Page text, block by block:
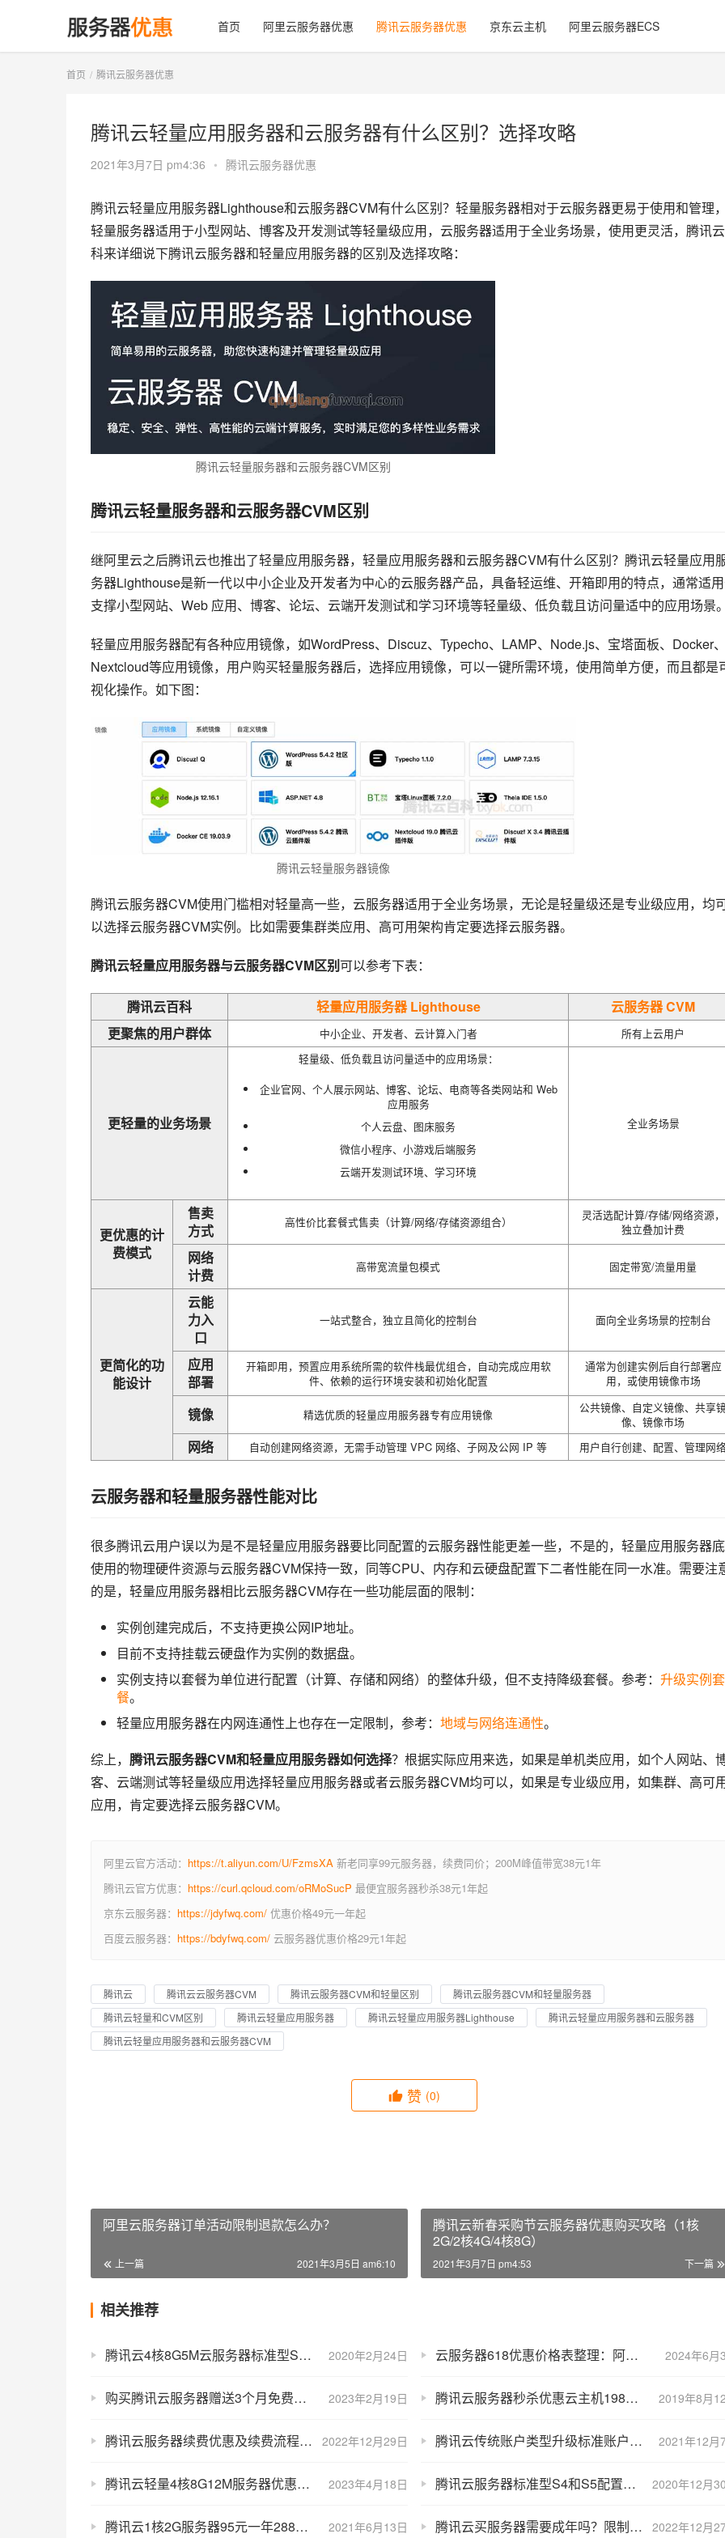
首页 阿里云服务器优惠 腾讯云服务器优惠 京东云主机 阿里云服务器ECS
首页 腾讯云服务器优惠
腾讯云轻量应用服务器和云服务器有什么区别？选择攻略
2021年3月7日 pm4:36 • 腾讯云服务器优惠
腾讯云轻量应用服务器Lighthouse和云服务器CVM有什么区别？轻量服务器相对于云服务器更易于使用和管理，
轻量服务器适用于小型网站、博客及开发测试等轻量级应用，云服务器适用于全业务场景，使用更灵活，腾讯
科来详细说下腾讯云服务器和轻量应用服务器的区别及选择攻略：
腾讯云轻量服务器和云服务器CVM区别
腾讯云轻量服务器和云服务器CVM区别
继阿里云之后腾讯云也推出了轻量应用服务器，轻量应用服务器和云服务器CVM有什么区别？腾讯云轻量应用
务器Lighthouse是新一代以中小企业及开发者为中心的云服务器产品，具备轻运维、开箱即用的特点，通常适
支撑小型网站、Web 应用、博客、论坛、云端开发测试和学习环境等轻量级、低负载且访问量适中的应用场景。
轻量应用服务器配有各种应用镜像，如WordPress、Discuz、Typecho、LAMP、Node.js、宝塔面板、Docker、
Nextcloud等应用镜像，用户购买轻量服务器后，选择应用镜像，可以一键所需环境，使用简单方便，而且都是
视化操作。如下图：
腾讯云轻量服务器镜像
腾讯云服务器CVM使用门槛相对轻量高一些，云服务器适用于全业务场景，无论是轻量级还是专业级应用，均
以选择云服务器CVM实例。比如需要集群类应用、高可用架构肯定要选择云服务器。
腾讯云轻量应用服务器与云服务器CVM区别可以参考下表：
腾讯云百科 轻量应用服务器 Lighthouse
云服务器 CVM
更聚焦的用户群体
中小企业、开发者、云计算入门者 所有上云用户
更轻量的业务场景
轻量级、低负载且访问量适中的应用场景：
企业官网、个人展示网站、博客、论坛、电商等各类网站和 Web
应用服务
个人云盘、图床服务
微信小程序、小游戏后端服务
云端开发测试环境、学习环境
全业务场景
更优惠的计
费模式
售卖
方式
高性价比套餐式售卖（计算/网络/存储资源组合）
灵活选配计算/存储/网络资源，
独立叠加计费
网络
计费
高带宽流量包模式 固定带宽/流量用量
更简化的功
能设计
云能
力入
口
一站式整合，独立且简化的控制台 面向全业务场景的控制台
应用
部署
开箱即用，预置应用系统所需的软件栈最优组合，自动完成应用软
件、依赖的运行环境安装和初始化配置
通常为创建实例后自行部署应
用，或使用镜像市场
镜像 精选优质的轻量应用服务器专有应用镜像
公共镜像、自定义镜像、共享
像、镜像市场
网络 自动创建网络资源，无需手动管理 VPC 网络、子网及公网 IP 等 用户自行创建、配置、管理网
云服务器和轻量服务器性能对比
很多腾讯云用户误以为是不是轻量应用服务器要比同配置的云服务器性能更差一些，不是的，轻量应用服务器
使用的物理硬件资源与云服务器CVM保持一致，同等CPU、内存和云硬盘配置下二者性能在同一水准。需要注
的是，轻量应用服务器相比云服务器CVM存在一些功能层面的限制：
实例创建完成后，不支持更换公网IP地址。
目前不支持挂载云硬盘作为实例的数据盘。
实例支持以套餐为单位进行配置（计算、存储和网络）的整体升级，但不支持降级套餐。参考： 升级实例套
餐。
轻量应用服务器在内网连通性上也存在一定限制，参考： 地域与网络连通性。
综上， 腾讯云服务器CVM和轻量应用服务器如何选择？根据实际应用来选，如果是单机类应用，如个人网站、
客、云端测试等轻量级应用选择轻量应用服务器或者云服务器CVM均可以，如果是专业级应用，如集群、高可
应用，肯定要选择云服务器CVM。
阿里云官方活动： https://t.aliyun.com/U/FzmsXA 新老同享99元服务器，续费同价；200M峰值带宽38元1年
腾讯云官方优惠： https://curl.qcloud.com/oRMoSucP 最便宜服务器秒杀38元1年起
京东云服务器： https://jdyfwq.com/ 优惠价格49元一年起
百度云服务器： https://bdyfwq.com/ 云服务器优惠价格29元1年起
腾讯云 腾讯云云服务器CVM 腾讯云服务器CVM和轻量区别
腾讯云服务器CVM和轻量服务器
腾讯云轻量和CVM区别
腾讯云轻量应用服务器 腾讯云轻量应用服务器Lighthouse
腾讯云轻量应用服务器和云服务器
腾讯云轻量应用服务器和云服务器CVM
赞 (0)
阿里云服务器订单活动限制退款怎么办？
上一篇 2021年3月5日 am6:10
腾讯云新春采购节云服务器优惠购买攻略（1核
2G/2核4G/4核8G）
下一篇
2021年3月7日 pm4:53
相关推荐
2020年2月24日
腾讯云4核8G5M云服务器标准型SA1实例优惠三年1684元 2024年6月
云服务器618优惠价格表整理：阿里云/京东云/腾讯云费用明细表
2023年2月19日
购买腾讯云服务器赠送3个月免费续费或同配置服务器 2019年8月
腾讯云服务器秒杀优惠云主机198元一年
2022年12月29日
腾讯云服务器续费优惠及续费流程图文教程 2021年12月
腾讯云传统账户类型升级标准账户类型有哪些影响？
2023年4月18日
腾讯云轻量4核8G12M服务器优惠价一年446元15个月518元 2020年12月
腾讯云服务器标准型S4和S5配置性能参数区别及选择攻略
2021年6月13日
腾讯云1核2G服务器95元一年288元3年（标准型S3） 2022年12月
腾讯云买服务器需要成年吗？限制条件说明